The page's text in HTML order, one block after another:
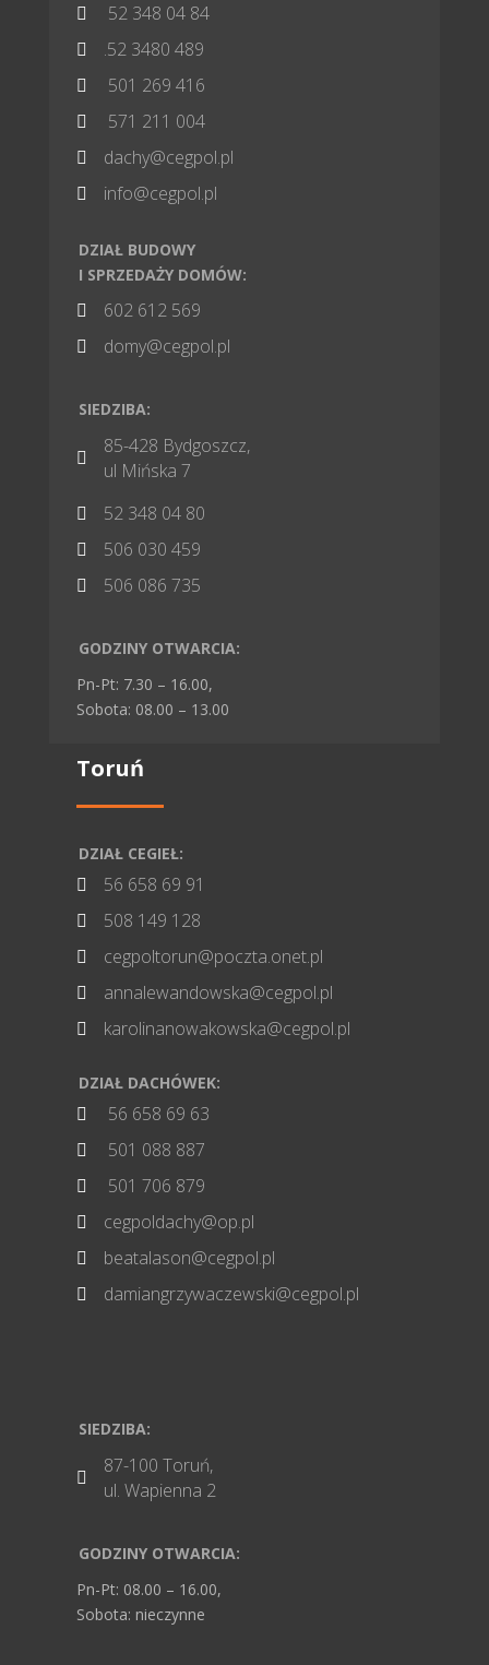
 52 348 04 84
 .52 3480 489
 501 269 416
 571 211 004
 dachy@cegpol.pl
 info@cegpol.pl
DZIAŁ BUDOWY
I SPRZEDAŻY DOMÓW:
 602 612 569
 domy@cegpol.pl
SIEDZIBA:

85-428 Bydgoszcz,
ul Mińska 7
 52 348 04 80
 506 030 459
 506 086 735
GODZINY OTWARCIA:
Pn-Pt: 7.30 – 16.00,
Sobota: 08.00 – 13.00
Toruń
DZIAŁ CEGIEŁ:
 56 658 69 91
 508 149 128
 cegpoltorun@poczta.onet.pl
 annalewandowska@cegpol.pl
 karolinanowakowska@cegpol.pl
DZIAŁ DACHÓWEK:
 56 658 69 63
 501 088 887
 501 706 879
 cegpoldachy@op.pl
 beatalason@cegpol.pl
 damiangrzywaczewski@cegpol.pl
SIEDZIBA:

87-100 Toruń,
ul. Wapienna 2
GODZINY OTWARCIA:
Pn-Pt: 08.00 – 16.00,
Sobota: nieczynne